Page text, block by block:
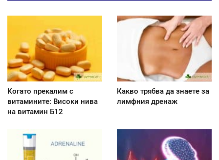
Когато прекалим с
витамините: Високи нива
на витамин Б12
Какво трябва да знаете за
лимфния дренаж